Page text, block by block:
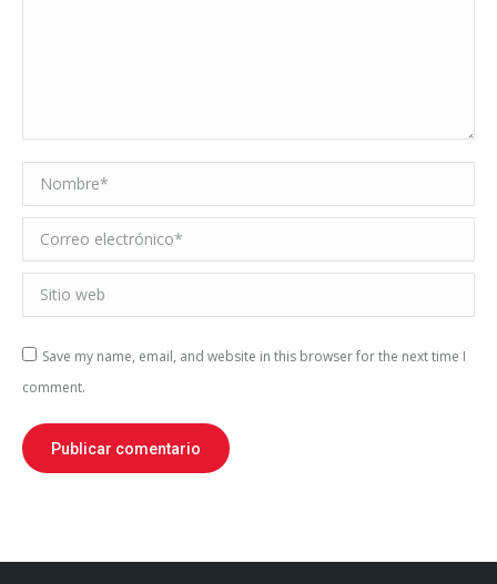
Nombre *
Correo electrónico *
Sitio web
Save my name, email, and website in this browser for the next time I
comment.
Publicar comentario